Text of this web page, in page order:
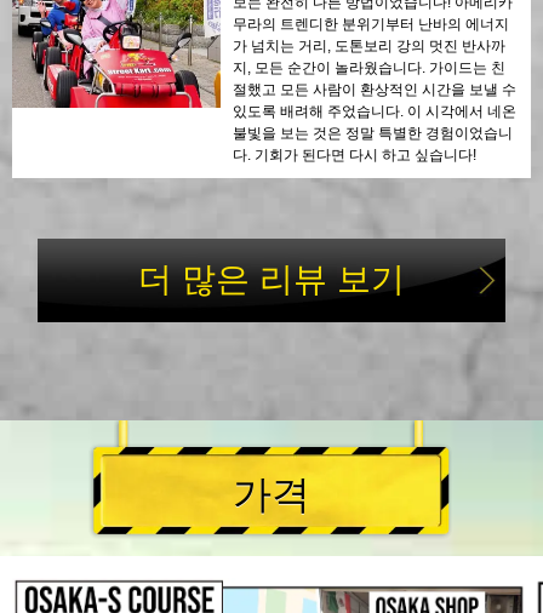
무라의 트렌디한 분위기부터 난바의 에너지
가 넘치는 거리, 도톤보리 강의 멋진 반사까
지, 모든 순간이 놀라웠습니다. 가이드는 친
절했고 모든 사람이 환상적인 시간을 보낼 수
있도록 배려해 주었습니다. 이 시각에서 네온
불빛을 보는 것은 정말 특별한 경험이었습니
다. 기회가 된다면 다시 하고 싶습니다!
더 많은 리뷰 보기
가격